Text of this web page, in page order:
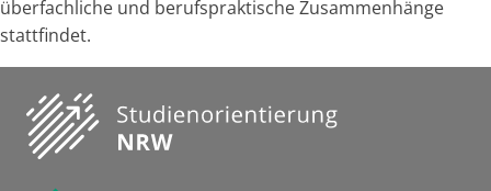
überfachliche und berufspraktische Zusammenhänge
stattfindet.